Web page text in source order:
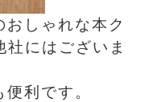
しゃれな本ク
社にはございま
利です。